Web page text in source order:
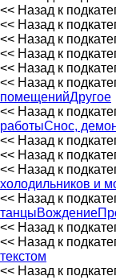
<< Назад к
<< Назад к
<< Назад к
<< Назад к
<< Назад к
<< Назад к
помещенийДругое
<< Назад к
работыСнос,
<< Назад к
<< Назад к
<< Назад к
холодильников и
<< Назад к
танцыВождение
<< Назад к
<< Назад к
текстом
<< Назад к